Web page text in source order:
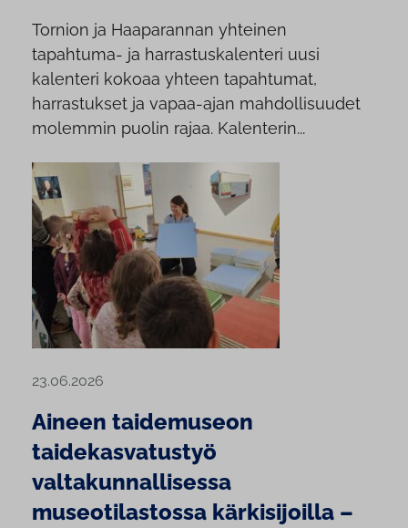
Tornion ja Haaparannan yhteinen
tapahtuma- ja harrastuskalenteri uusi
kalenteri kokoaa yhteen tapahtumat,
harrastukset ja vapaa-ajan mahdollisuudet
molemmin puolin rajaa. Kalenterin...
23.06.2026
Aineen taidemuseon
taidekasvatustyö
valtakunnallisessa
museotilastossa kärkisijoilla –